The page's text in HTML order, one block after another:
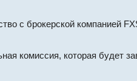
с брокерской компанией
комиссия, которая будет